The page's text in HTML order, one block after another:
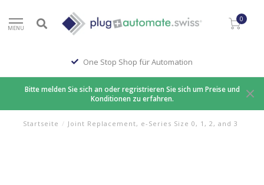
MENU
0
One Stop Shop für Automation
Bitte melden Sie sich an oder regristrieren Sie sich um Preise und
Konditionen zu erfahren.
Startseite / Joint Replacement, e-Series Size 0, 1, 2, and 3